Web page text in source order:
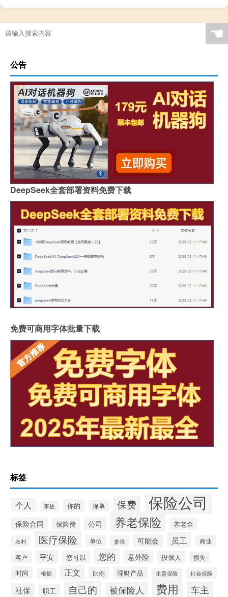
☚
公告
DeepSeek全套部署资料免费下载
免费可商用字体批量下载
标签
个人 事故 你的 保单 保费 保险公司
保险合同 保险费 公司 养老保险 养老金
农村 医疗保险 单位 参保 可能会 员工
商业
客户
平安 您可以 您的 意外险 投保人 损失
时间 根据 正文 比例 理财产品 生育保险 社会保险
社保 职工 自己的 被保险人 费用 车主